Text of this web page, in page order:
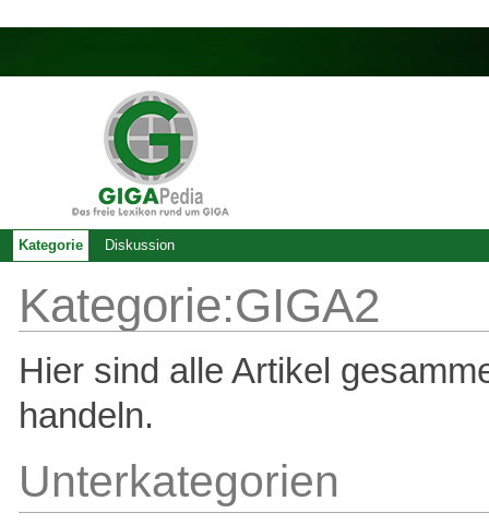
Kategorie:GIGA2
Hier sind alle Artikel
handeln.
Unterkategorien
Kategorie Diskussion